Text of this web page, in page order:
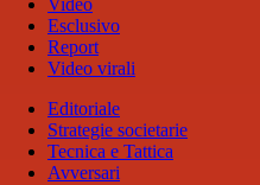
Video
Esclusivo
Report
Video virali
Editoriale
Strategie societarie
Tecnica e Tattica
Avversari